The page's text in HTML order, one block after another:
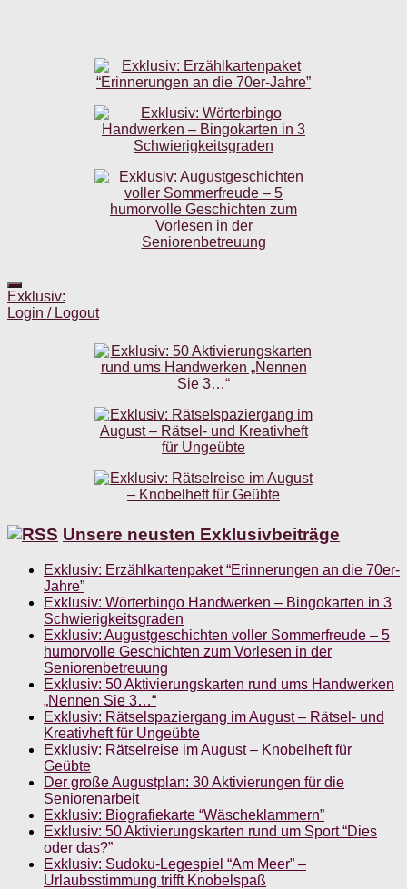
Exklusiv:
Login / Logout
Unsere neusten Exklusivbeiträge
Exklusiv: Erzählkartenpaket “Erinnerungen an die 70er-
Jahre”
Exklusiv: Wörterbingo Handwerken – Bingokarten in 3
Schwierigkeitsgraden
Exklusiv: Augustgeschichten voller Sommerfreude – 5
humorvolle Geschichten zum Vorlesen in der
Seniorenbetreuung
Exklusiv: 50 Aktivierungskarten rund ums Handwerken
„Nennen Sie 3…“
Exklusiv: Rätselspaziergang im August – Rätsel- und
Kreativheft für Ungeübte
Exklusiv: Rätselreise im August – Knobelheft für
Geübte
Der große Augustplan: 30 Aktivierungen für die
Seniorenarbeit
Exklusiv: Biografiekarte “Wäscheklammern”
Exklusiv: 50 Aktivierungskarten rund um Sport “Dies
oder das?”
Exklusiv: Sudoku-Legespiel “Am Meer” –
Urlaubsstimmung trifft Knobelspaß